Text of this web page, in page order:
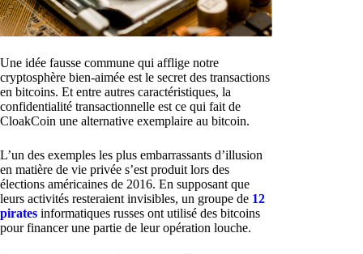
Une idée fausse commune qui afflige notre
cryptosphère bien-aimée est le secret des transactions
en bitcoins. Et entre autres caractéristiques, la
confidentialité transactionnelle est ce qui fait de
CloakCoin une alternative exemplaire au bitcoin.
L’un des exemples les plus embarrassants d’illusion
en matière de vie privée s’est produit lors des
élections américaines de 2016. En supposant que
leurs activités resteraient invisibles, un groupe de 12
pirates informatiques russes ont utilisé des bitcoins
pour financer une partie de leur opération louche.